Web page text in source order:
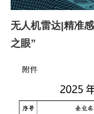
无人机雷达|精准
之眼”